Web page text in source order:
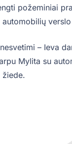
požeminiai
– Ieva
Mylita su
žiede.